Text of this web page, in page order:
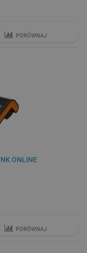
PORÓWNAJ
ONLINE
PORÓWNAJ